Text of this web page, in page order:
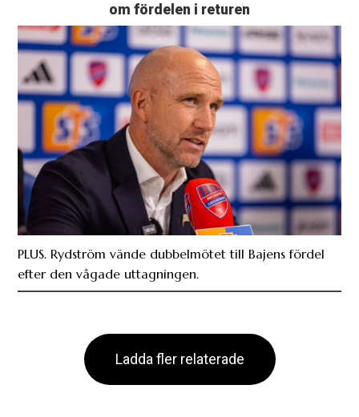
om fördelen i returen
PLUS. Rydström vände dubbelmötet till Bajens fördel
efter den vågade uttagningen.
Ladda fler relaterade